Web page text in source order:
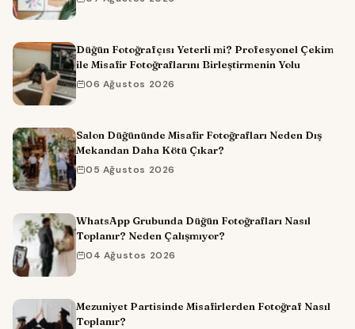
Düğün Fotoğrafçısı Yeterli mi? Profesyonel Çekim
ile Misafir Fotoğraflarını Birleştirmenin Yolu
06 Ağustos 2026
Salon Düğününde Misafir Fotoğrafları Neden Dış
Mekandan Daha Kötü Çıkar?
05 Ağustos 2026
WhatsApp Grubunda Düğün Fotoğrafları Nasıl
Toplanır? Neden Çalışmıyor?
04 Ağustos 2026
Mezuniyet Partisinde Misafirlerden Fotoğraf Nasıl
Toplanır?